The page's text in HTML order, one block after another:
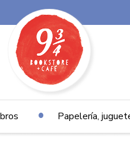
Papelería,